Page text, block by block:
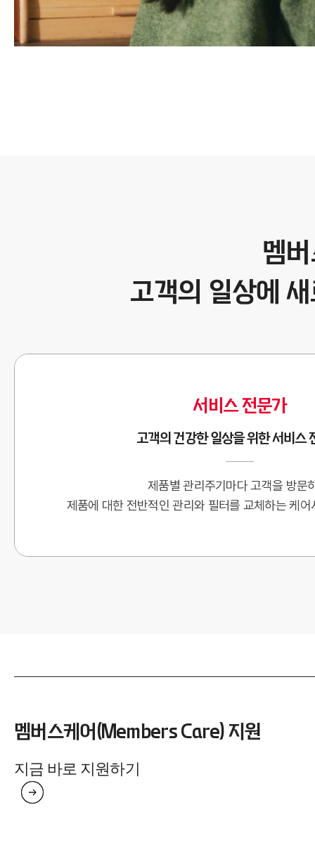
멤
고객의 일상에
서비스 전문가
고객의 건강한 일상을 위한 서비스
제품별 관리주기마다 고객을 방문
제품에 대한 전반적인 관리와 필터를 교체하는 케
멤버스케어(Members Care) 지원
지금 바로 지원하기